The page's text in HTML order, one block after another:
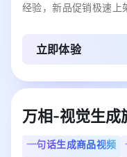
经验，新品促销极速上
立即体验
万相-视觉生成
一句话生成商品视频